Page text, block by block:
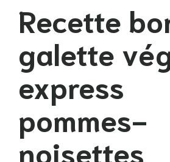
Recette
galette
express
pommes-
noisettes